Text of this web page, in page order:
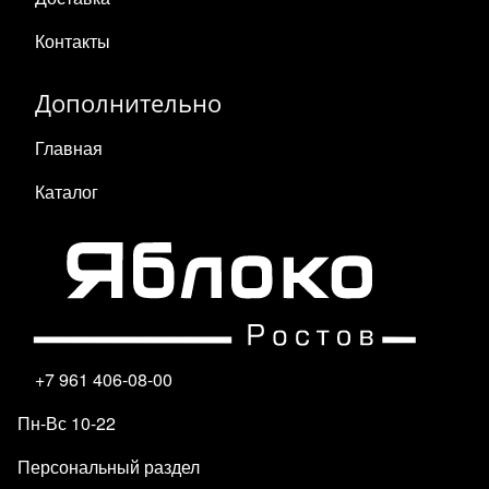
Контакты
Дополнительно
Главная
Каталог
+7 961 406-08-00
Пн-Вс 10-22
Персональный раздел